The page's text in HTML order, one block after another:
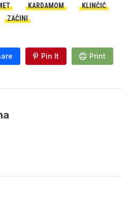
KARDAMOM
KLINČIĆ
ZAČINI
Pin It Print